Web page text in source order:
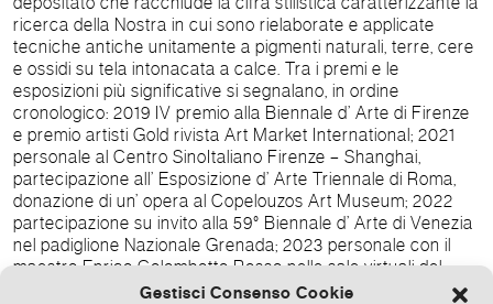
Gestisci Consenso Cookie
ricerca della Nostra in cui sono rielaborate e applicate
tecniche antiche unitamente a pigmenti naturali, terre, cere
e ossidi su tela intonacata a calce. Tra i premi e le
esposizioni più significative si segnalano, in ordine
cronologico: 2019 IV premio alla Biennale d’ Arte di Firenze
e premio artisti Gold rivista Art Market International; 2021
personale al Centro SinoItaliano Firenze – Shanghai,
partecipazione all’ Esposizione d’ Arte Triennale di Roma,
donazione di un’ opera al Copelouzos Art Museum; 2022
partecipazione su invito alla 59° Biennale d’ Arte di Venezia
nel padiglione Nazionale Grenada; 2023 personale con il
maestro Enrico Colombotto Rosso nelle sale virtuali del
Castello di Montalenghe, personale presso Medina Art